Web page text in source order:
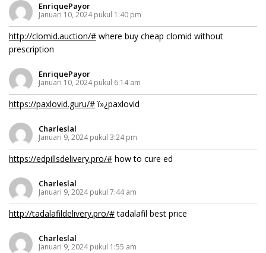
EnriquePayor
Januari 10, 2024 pukul 1:40 pm
http://clomid.auction/# where buy cheap clomid without
prescription
EnriquePayor
Januari 10, 2024 pukul 6:14 am
https://paxlovid.guru/# ï»¿paxlovid
Charleslal
Januari 9, 2024 pukul 3:24 pm
https://edpillsdelivery.pro/# how to cure ed
Charleslal
Januari 9, 2024 pukul 7:44 am
http://tadalafildelivery.pro/#tadalafil best price
Charleslal
Januari 9, 2024 pukul 1:55 am